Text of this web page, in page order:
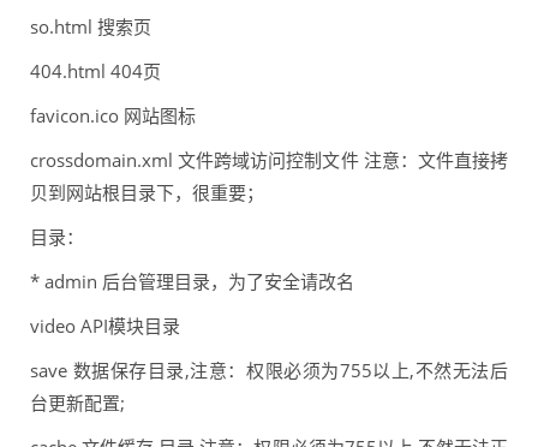
so.html 搜索页
404.html 404页
favicon.ico 网站图标
crossdomain.xml 文件跨域访问控制文件 注意：文件直接拷
贝到网站根目录下，很重要；
目录：
* admin 后台管理目录，为了安全请改名
video API模块目录
save 数据保存目录,注意：权限必须为755以上,不然无法后
台更新配置;